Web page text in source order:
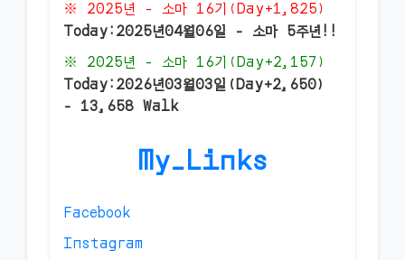
※ 2025년 - 소마 16기(Day+1,825)
Today:2025년04월06일 - 소마 5주년!!
※ 2025년 - 소마 16기(Day+2,157)
Today:2026년03월03일(Day+2,650)
- 13,658 Walk
My_Links
Facebook
Instagram